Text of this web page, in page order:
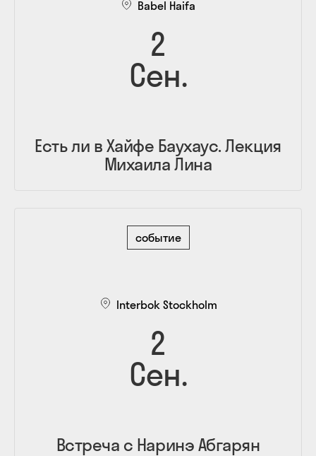
Babel Haifa
2
Сен.
Есть ли в Хайфе Баухаус. Лекция
Михаила Лина
событие
Interbok Stockholm
2
Сен.
Встреча с Наринэ Абгарян